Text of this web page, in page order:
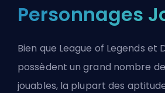
Personnages
Bien que League of Legends et
possèdent un grand nombre
jouables, la plupart des